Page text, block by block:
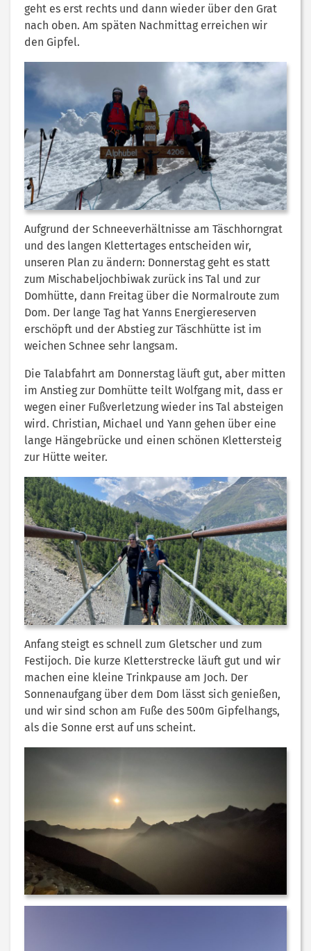
geht es erst rechts und dann wieder über den Grat
nach oben. Am späten Nachmittag erreichen wir
den Gipfel.
Aufgrund der Schneeverhältnisse am Täschhorngrat
und des langen Klettertages entscheiden wir,
unseren Plan zu ändern: Donnerstag geht es statt
zum Mischabeljochbiwak zurück ins Tal und zur
Domhütte, dann Freitag über die Normalroute zum
Dom. Der lange Tag hat Yanns Energiereserven
erschöpft und der Abstieg zur Täschhütte ist im
weichen Schnee sehr langsam.
Die Talabfahrt am Donnerstag läuft gut, aber mitten
im Anstieg zur Domhütte teilt Wolfgang mit, dass er
wegen einer Fußverletzung wieder ins Tal absteigen
wird. Christian, Michael und Yann gehen über eine
lange Hängebrücke und einen schönen Klettersteig
zur Hütte weiter.
Anfang steigt es schnell zum Gletscher und zum
Festijoch. Die kurze Kletterstrecke läuft gut und wir
machen eine kleine Trinkpause am Joch. Der
Sonnenaufgang über dem Dom lässt sich genießen,
und wir sind schon am Fuße des 500m Gipfelhangs,
als die Sonne erst auf uns scheint.